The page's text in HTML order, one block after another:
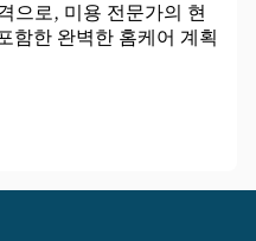
으로, 미용 전문가의 현
함한 완벽한 홈케어 계획